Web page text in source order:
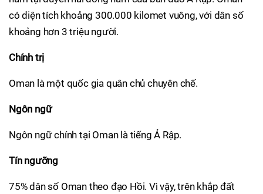
có diện tích khoảng 300.000 kilomet vuông, với dân số
khoảng hơn 3 triệu người.
Chính trị
Oman là một quốc gia quân chủ chuyên chế.
Ngôn ngữ
Ngôn ngữ chính tại Oman là tiếng Ả Rập.
Tín ngưỡng
75% dân số Oman theo đạo Hồi. Vì vậy, trên khắp đất